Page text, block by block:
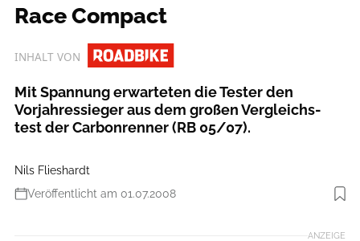
Race Compact
INHALT VON
Mit Spannung erwarteten die Tester den
Vorjahressieger aus dem großen Vergleichs-
test der Carbonrenner (RB 05/07).
Nils Flieshardt
Veröffentlicht am 01.07.2008
Foto: Björn Hänssler
ANZEIGE